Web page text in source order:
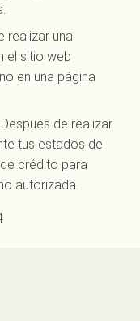
realizar una
el sitio web
en una página
Después de realizar
tus estados de
crédito para
autorizada.